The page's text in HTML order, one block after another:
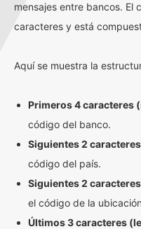
mensajes entre bancos. El
caracteres y está
Aquí se muestra la
Primeros 4 caracteres
código del banco.
Siguientes 2
código del país.
Siguientes 2
el código de la
Últimos 3 caracteres